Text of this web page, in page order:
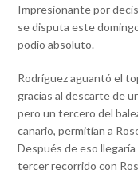
Impresionante por
se disputa este
podio absoluto.
Rodríguez aguantó el
gracias al descarte de
pero un tercero del
canario, permitían a
Después de eso
tercer recorrido con